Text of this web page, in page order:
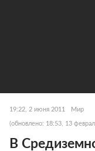
19:22, 2 июня 2011 Мир
(обновлено: 18:53, 13
В